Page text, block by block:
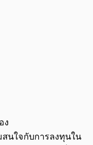
ง
สนใจกับการลงทุนใน